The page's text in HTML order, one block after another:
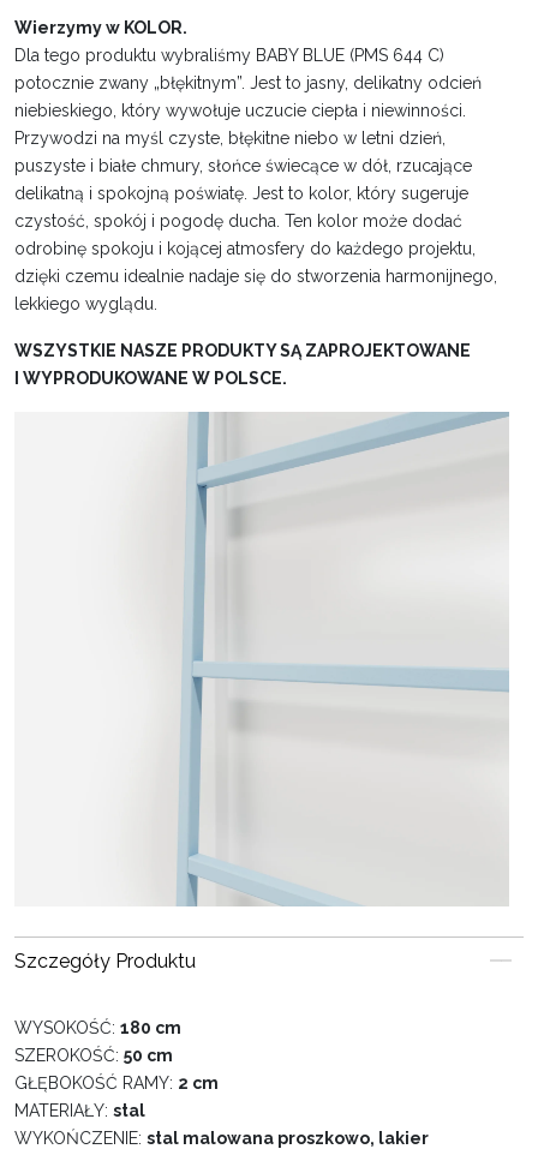
Wierzymy w KOLOR.
Dla tego produktu wybraliśmy BABY BLUE (PMS 644 C)
potocznie zwany „błękitnym”. Jest to jasny, delikatny odcień
niebieskiego, który wywołuje uczucie ciepła i niewinności.
Przywodzi na myśl czyste, błękitne niebo w letni dzień,
puszyste i białe chmury, słońce świecące w dół, rzucające
delikatną i spokojną poświatę. Jest to kolor, który sugeruje
czystość, spokój i pogodę ducha. Ten kolor może dodać
odrobinę spokoju i kojącej atmosfery do każdego projektu,
dzięki czemu idealnie nadaje się do stworzenia harmonijnego,
lekkiego wyglądu.
WSZYSTKIE NASZE PRODUKTY SĄ ZAPROJEKTOWANE
I WYPRODUKOWANE W POLSCE.
Szczegóły Produktu
WYSOKOŚĆ: 180 cm
SZEROKOŚĆ: 50 cm
GŁĘBOKOŚĆ RAMY: 2 cm
MATERIAŁY: stal
WYKOŃCZENIE: stal malowana proszkowo, lakier